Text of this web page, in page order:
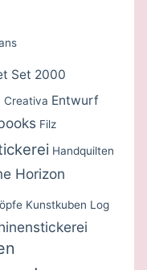
Set 2000
Creativa Entwurf
Filz
Handquilten
Horizon
Kunstkuben Log